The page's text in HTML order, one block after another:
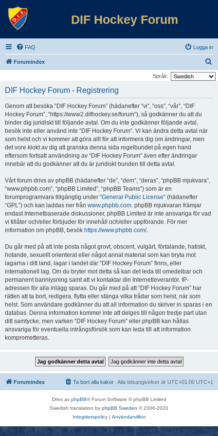
DIF Hockey Forum
FAQ Logga in
Forumindex
ö
Språk:
DIF Hockey Forum - Registrering
Genom att besöka “DIF Hockey Forum” (hädanefter “vi”, “oss”, “vår”, “DIF
Hockey Forum”, “https://www2.difhockey.se/forum”), så godkänner du att du
binder dig juridiskt till följande avtal. Om du inte godkänner följande avtal,
besök inte eller använd inte “DIF Hockey Forum”. Vi kan ändra detta avtal när
som helst och vi kommer att göra allt för att informera dig om ändringar, men
det vore klokt av dig att granska denna sida regelbundet på egen hand
eftersom fortsatt användning av “DIF Hockey Forum” även efter ändringar
innebär att du godkänner att du är juridiskt bunden till detta avtal.
Vårt forum drivs av phpBB (hädanefter “de”, “dem”, “deras”, “phpBB mjukvara”,
“www.phpbb.com”, “phpBB Limited”, “phpBB Teams”) som är en
forumprogramvara tillgänglig under “General Public License” (hädanefter
“GPL”) och kan laddas ner från www.phpbb.com. phpBB mjukvaran främjar
endast Internetbaserade diskussioner, phpBB Limited är inte ansvariga för vad
vi tillåter och/eller förbjuder för innehåll och/eller uppförande. För mer
information om phpBB, besök https://www.phpbb.com/.
Du går med på att inte posta något grovt, obscent, vulgärt, förtalande, hatiskt,
hotande, sexuellt orienterat eller något annat material som kan bryta mot
lagarna i ditt land, lagar i landet där “DIF Hockey Forum” finns, eller
internationell lag. Om du bryter mot detta så kan det leda till omedelbar och
permanent bannlysning samt att vi kontaktar din Internetleverantör. IP-
adressen för alla inlägg sparas. Du går med på att “DIF Hockey Forum” har
rätten att ta bort, redigera, flytta eller stänga vilka trådar som helst, när som
helst. Som användare godkänner du att all information du skriver in sparas i en
databas. Denna information kommer inte att delges till någon tredje part utan
ditt samtycke, men varken “DIF Hockey Forum” eller phpBB kan hållas
ansvariga för eventuella intrångsförsök som kan leda till att information
komprometteras.
Forumindex Alla tidsangivelser är UTC+01:00 UTC+1
Ta bort alla kakor
Drivs av phpBB® Forum Software © phpBB Limited
Swedish translation by phpBB Sweden © 2006-2020
Integritetspolicy| Användarvillkor